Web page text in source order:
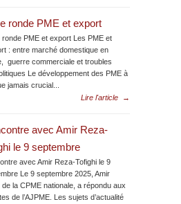
ronde PME et export
ronde PME et export Les PME et
: entre marché domestique en
guerre commerciale et troubles
Le développement des PME à
jamais crucial...
Lire l'article
→
avec Amir Reza-
le 9 septembre
avec Amir Reza-Tofighi le 9
Le 9 septembre 2025, Amir
la CPME nationale, a répondu aux
de l’AJPME. Les sujets d’actualité